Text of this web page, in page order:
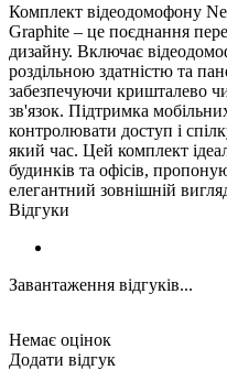
Комплект відеодомофону
Graphite – це поєднання
дизайну. Включає
роздільною здатністю та
забезпечуючи кришталево
зв'язок. Підтримка
контролювати доступ і
який час. Цей комплект
будинків та офісів,
елегантний зовнішній
Відгуки
Завантаження відгуків...
Немає оцінок
Додати відгук